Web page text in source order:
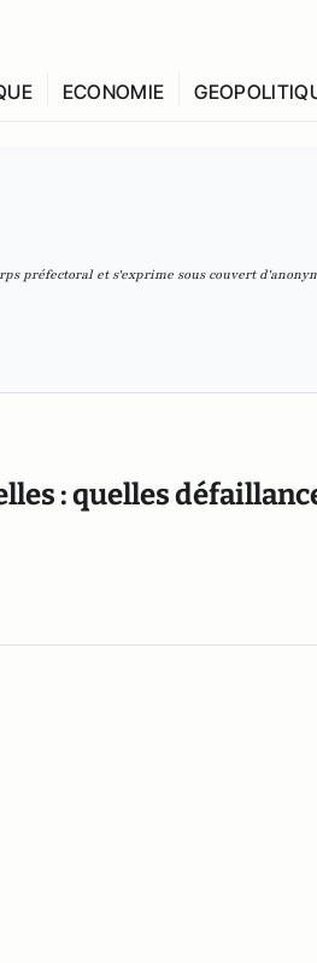
ECONOMIE
préfectoral et s'exprime sous couvert
: quelles